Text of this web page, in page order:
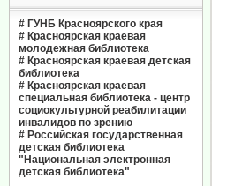
# ГУНБ Красноярского края
# Красноярская краевая
молодежная библиотека
# Красноярская краевая детская
библиотека
# Красноярская краевая
специальная библиотека - центр
социокультурной реабилитации
инвалидов по зрению
# Российская государственная
детская библиотека
"Национальная электронная
детская библиотека"